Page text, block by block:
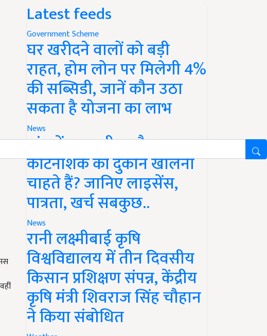
Latest feeds
Government Scheme
घर खरीदने वालों को बड़ी
राहत, होम लोन पर मिलेगी 4%
की सब्सिडी, जानें कौन उठा
सकता है योजना का लाभ
News
गांव में खाद, बीज और
कीटनाशक की दुकान खोलना
चाहते हैं? जानिए लाइसेंस,
पात्रता, खर्च सबकुछ..
News
रानी लक्ष्मीबाई कृषि
विश्वविद्यालय में तीन दिवसीय
किसान प्रशिक्षण संपन्न, केंद्रीय
कृषि मंत्री शिवराज सिंह चौहान
ने किया संबोधित